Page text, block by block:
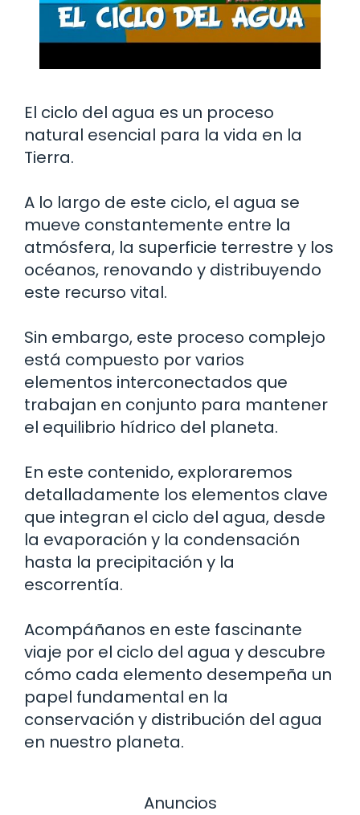
El ciclo del agua es un proceso
natural esencial para la vida en la
Tierra.
A lo largo de este ciclo, el agua se
mueve constantemente entre la
atmósfera, la superficie terrestre y los
océanos, renovando y distribuyendo
este recurso vital.
Sin embargo, este proceso complejo
está compuesto por varios
elementos interconectados que
trabajan en conjunto para mantener
el equilibrio hídrico del planeta.
En este contenido, exploraremos
detalladamente los elementos clave
que integran el ciclo del agua, desde
la evaporación y la condensación
hasta la precipitación y la
escorrentía.
Acompáñanos en este fascinante
viaje por el ciclo del agua y descubre
cómo cada elemento desempeña un
papel fundamental en la
conservación y distribución del agua
en nuestro planeta.
Anuncios